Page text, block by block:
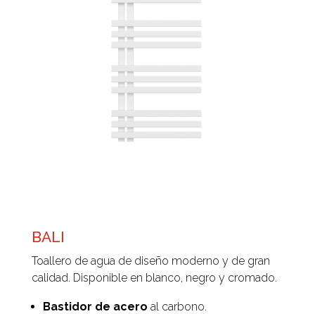
BALI
Toallero de agua de diseño moderno y de gran
calidad. Disponible en blanco, negro y cromado.
Bastidor de acero al carbono.